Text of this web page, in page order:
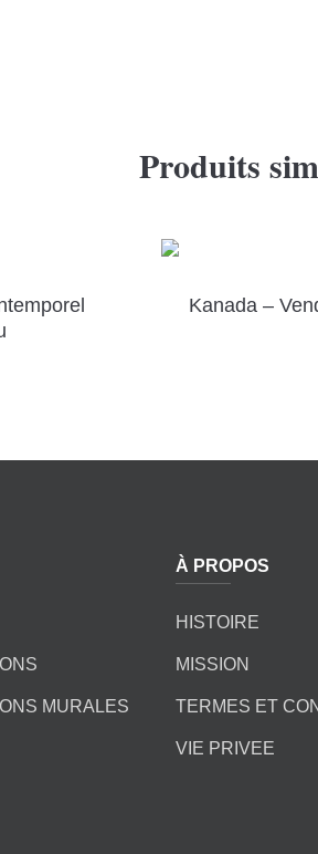
Produits
Kanada –
MURALES
À PROPOS
HISTOIRE
MISSION
TERMES ET
VIE PRIVEE